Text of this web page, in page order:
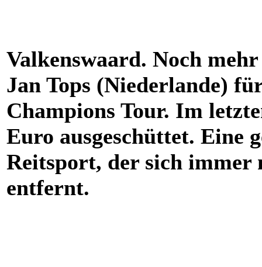
Valkenswaard. Noch
Jan Tops (Niederlande)
Champions Tour. Im
Euro ausgeschüttet. Eine
Reitsport, der sich immer
entfernt.